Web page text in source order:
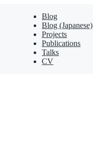
Blog
Blog (Japanese)
Projects
Publications
Talks
CV